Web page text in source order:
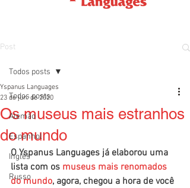
Post
Todos posts
Alemão
Espanhol
Inglês
Russo
Todos posts
Os museus mais estranhos
do mundo
Yspanus Languages
23 de jun. de 2020
O Yspanus Languages já elaborou uma
lista com os museus mais renomados
do mundo, agora, chegou a hora de você